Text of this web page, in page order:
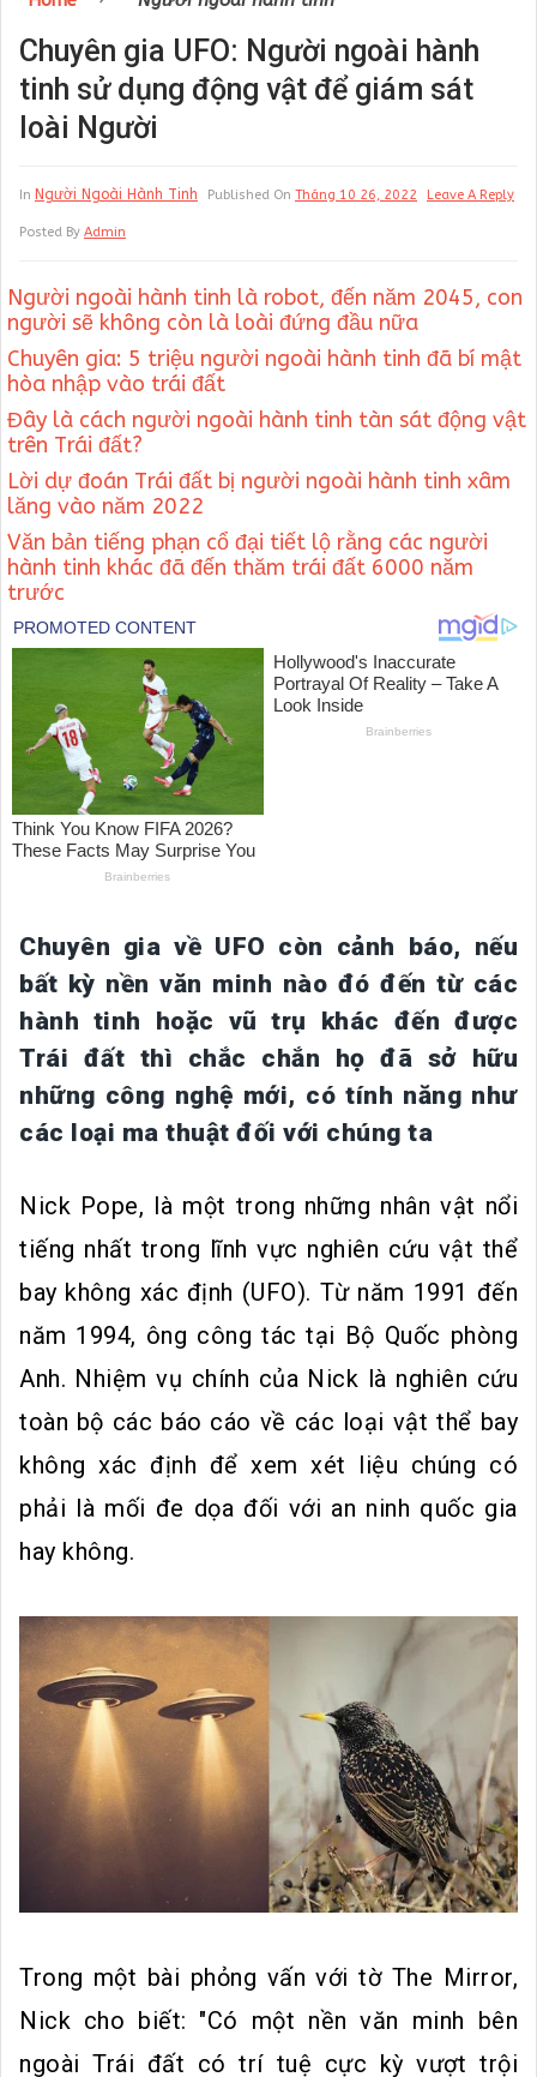
Chuyên gia UFO: Người ngoài hành
tinh sử dụng động vật để giám sát
loài Người
In Người Ngoài Hành Tinh Published On Tháng 10 26, 2022 Leave A Reply
Posted By Admin
Người ngoài hành tinh là robot, đến năm 2045, con
người sẽ không còn là loài đứng đầu nữa
Chuyên gia: 5 triệu người ngoài hành tinh đã bí mật
hòa nhập vào trái đất
Đây là cách người ngoài hành tinh tàn sát động vật
trên Trái đất?
Lời dự đoán Trái đất bị người ngoài hành tinh xâm
lăng vào năm 2022
Văn bản tiếng phạn cổ đại tiết lộ rằng các người
hành tinh khác đã đến thăm trái đất 6000 năm
trước
Chuyên gia về UFO còn cảnh báo, nếu
bất kỳ nền văn minh nào đó đến từ các
hành tinh hoặc vũ trụ khác đến được
Trái đất thì chắc chắn họ đã sở hữu
những công nghệ mới, có tính năng như
các loại ma thuật đối với chúng ta
Nick Pope, là một trong những nhân vật nổi
tiếng nhất trong lĩnh vực nghiên cứu vật thể
bay không xác định (UFO). Từ năm 1991 đến
năm 1994, ông công tác tại Bộ Quốc phòng
Anh. Nhiệm vụ chính của Nick là nghiên cứu
toàn bộ các báo cáo về các loại vật thể bay
không xác định để xem xét liệu chúng có
phải là mối đe dọa đối với an ninh quốc gia
hay không.
Trong một bài phỏng vấn với tờ The Mirror,
Nick cho biết: "Có một nền văn minh bên
ngoài Trái đất có trí tuệ cực kỳ vượt trội